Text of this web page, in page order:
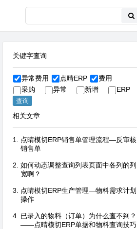
关键字查询
异常费用 点晴ERP
费用
采购
异常 新增 ERP
相关文章
点晴模切ERP销售单管理流程—反审核
销售单
如何动态调整查询列表页面中各列的列
宽啊？
点晴模切ERP生产管理—物料需求计划
操作
已录入的物料（订单）为什么查不到？
——点晴模切ERP单据和物料查询技巧